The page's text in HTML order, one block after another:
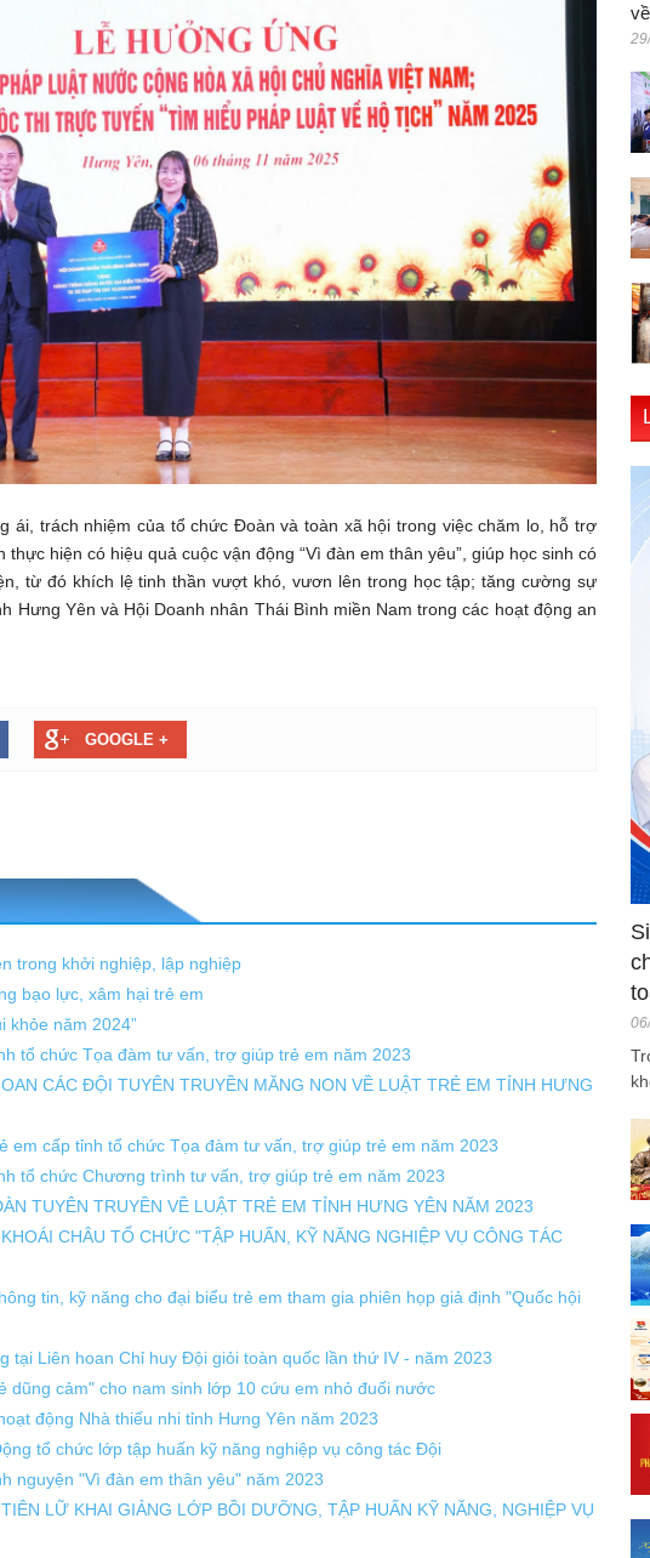
ái, trách nhiệm của tổ chức Đoàn và toàn xã hội trong việc chăm lo, hỗ trợ
hiện có hiệu quả cuộc vận động “Vì đàn em thân yêu”, giúp học sinh có
từ đó khích lệ tinh thần vượt khó, vươn lên trong học tập; tăng cường sự
Hưng Yên và Hội Doanh nhân Thái Bình miền Nam trong các hoạt động an
GOOGLE +
trong khởi nghiệp, lập nghiệp
bạo lực, xâm hại trẻ em
khỏe năm 2024”
tổ chức Tọa đàm tư vấn, trợ giúp trẻ em năm 2023
CÁC ĐỘI TUYÊN TRUYỀN MĂNG NON VỀ LUẬT TRẺ EM TỈNH HƯNG
em cấp tỉnh tổ chức Tọa đàm tư vấn, trợ giúp trẻ em năm 2023
tổ chức Chương trình tư vấn, trợ giúp trẻ em năm 2023
TUYÊN TRUYỀN VỀ LUẬT TRẺ EM TỈNH HƯNG YÊN NĂM 2023
CHÂU TỔ CHỨC "TẬP HUẤN, KỸ NĂNG NGHIỆP VỤ CÔNG TÁC
tin, kỹ năng cho đại biểu trẻ em tham gia phiên họp giả định "Quốc hội
tại Liên hoan Chỉ huy Đội giỏi toàn quốc lần thứ IV - năm 2023
dũng cảm" cho nam sinh lớp 10 cứu em nhỏ đuối nước
động Nhà thiếu nhi tỉnh Hưng Yên năm 2023
tổ chức lớp tập huấn kỹ năng nghiệp vụ công tác Đội
nguyện "Vì đàn em thân yêu" năm 2023
LỮ KHAI GIẢNG LỚP BỒI DƯỠNG, TẬP HUẤN KỸ NĂNG, NGHIỆP VỤ